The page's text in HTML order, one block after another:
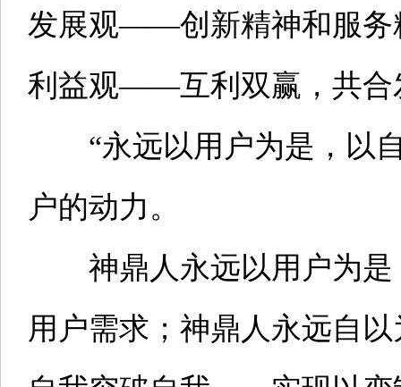
发展观——创新精神和服务
利益观——互利双赢，共合
“永远以用户为是，以自
户的动力。
神鼎人永远以用户为是
用户需求；神鼎人永远自